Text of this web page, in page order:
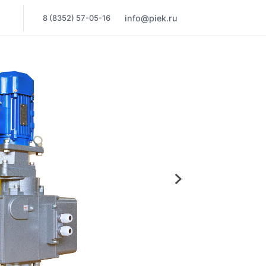
8 (8352) 57-05-16 info@piek.ru